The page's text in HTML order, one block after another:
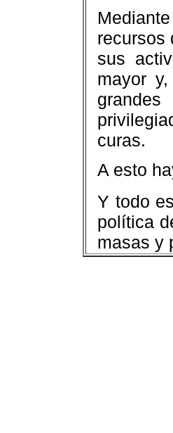
recursos
sus
mayor
curas.
A esto
Y todo
política
masas y